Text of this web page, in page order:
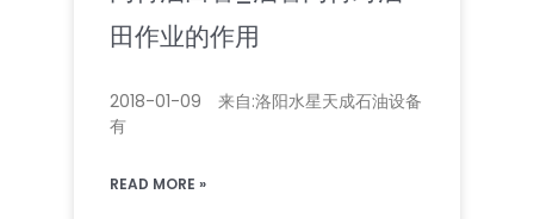
田作业的作用
2018-01-09 来自:洛阳水星天成石油设备
有
READ MORE »